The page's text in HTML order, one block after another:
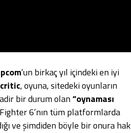
‘un birkaç yıl içindeki en iyi
, oyuna, sitedeki oyunların
bir durum olan“oynaması
6’nın tüm platformlarda
ve şimdiden böyle bir onura hak